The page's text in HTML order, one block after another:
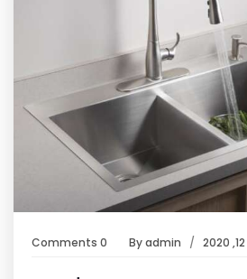
Byadmin
0 Comments